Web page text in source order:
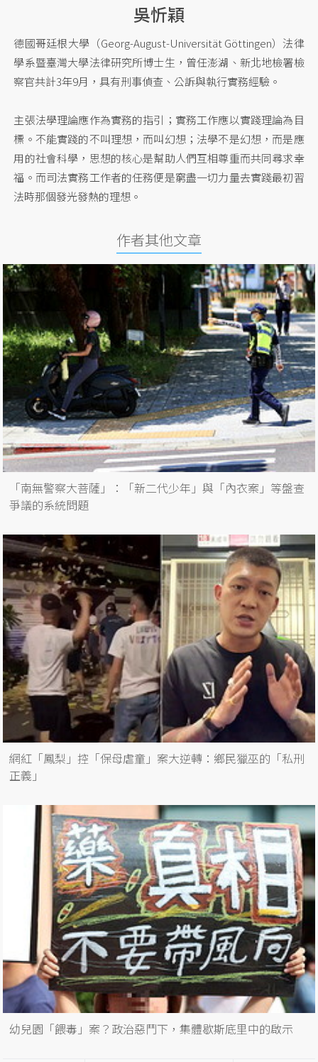
吳忻穎
德國哥廷根大學（Georg-August-Universität Göttingen）法律
學系暨臺灣大學法律研究所博士生，曾任澎湖、新北地檢署檢
察官共計3年9月，具有刑事偵查、公訴與執行實務經驗。
主張法學理論應作為實務的指引；實務工作應以實踐理論為目
標。不能實踐的不叫理想，而叫幻想；法學不是幻想，而是應
用的社會科學，思想的核心是幫助人們互相尊重而共同尋求幸
福。而司法實務工作者的任務便是窮盡一切力量去實踐最初習
法時那個發光發熱的理想。
作者其他文章
「南無警察大菩薩」：「新二代少年」與「內衣案」等盤查
爭議的系統問題
網紅「鳳梨」控「保母虐童」案大逆轉：鄉民獵巫的「私刑
正義」
幼兒園「餵毒」案？政治惡鬥下，集體歇斯底里中的啟示